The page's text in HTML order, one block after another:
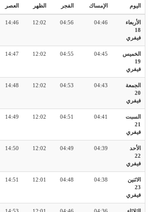
اليوم الإمساك الفجر الظهر العصر
الأربعاء
18
فيفري
04:46
04:56
12:02
14:46
الخميس
19
فيفري
04:45
04:55
12:02
14:47
الجمعة
20
فيفري
04:43
04:53
12:02
14:48
السبت
21
فيفري
04:41
04:51
12:02
14:49
الأحد
22
فيفري
04:39
04:49
12:02
14:50
الاثنين
23
فيفري
04:38
04:48
12:01
14:51